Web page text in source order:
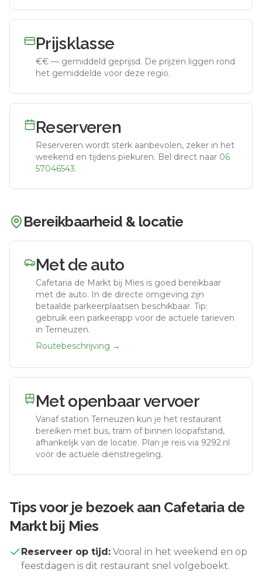
Prijsklasse
€€ — gemiddeld geprijsd. De prijzen liggen rond
het gemiddelde voor deze regio.
Reserveren
Reserveren wordt sterk aanbevolen, zeker in het
weekend en tijdens piekuren. Bel direct naar 06
57046543.
Bereikbaarheid & locatie
Met de auto
Cafetaria de Markt bij Mies is goed bereikbaar
met de auto. In de directe omgeving zijn
betaalde parkeerplaatsen beschikbaar. Tip:
gebruik een parkeerapp voor de actuele tarieven
in Terneuzen.
Routebeschrijving →
Met openbaar vervoer
Vanaf station Terneuzen kun je het restaurant
bereiken met bus, tram of binnen loopafstand,
afhankelijk van de locatie. Plan je reis via 9292.nl
voor de actuele dienstregeling.
Tips voor je bezoek aan Cafetaria de
Markt bij Mies
Reserveer op tijd: Vooral in het weekend en op
feestdagen is dit restaurant snel volgeboekt.